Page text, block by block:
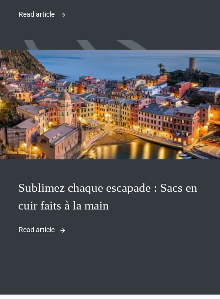
Read article
Sublimez chaque escapade : Sacs en
cuir faits à la main
Read article